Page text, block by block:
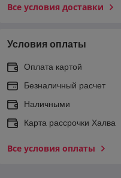
Все условия доставки
Условия оплаты
Оплата картой
Безналичный расчет
Наличными
Карта рассрочки Халва
Все условия оплаты